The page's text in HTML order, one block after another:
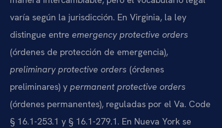
varía según la jurisdicción. En Virginia, la ley
distingue entre emergency protective orders
(órdenes de protección de emergencia),
preliminary protective orders (órdenes
preliminares) y permanent protective orders
(órdenes permanentes), reguladas por el Va. Code
§ 16.1-253.1 y § 16.1-279.1. En Nueva York se